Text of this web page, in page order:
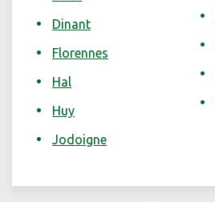
Dinant
Florennes
Hal
Huy
Jodoigne